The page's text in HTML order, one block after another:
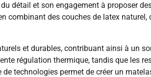
détail et son engagement à proposer
des couches de latex
et durables, contribuant ainsi à un
régulation thermique, tandis que les
technologies permet de créer un